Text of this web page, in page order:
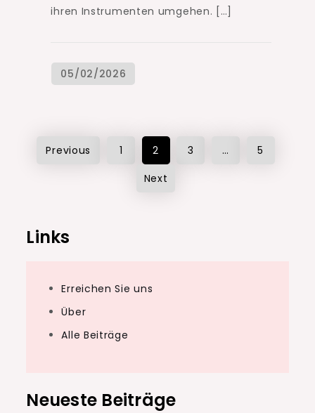
ihren Instrumenten umgehen. […]
Posts
pagination
Previous 1 2 3 …
5
Next
Links
Erreichen Sie uns
Über
Alle Beiträge
Neueste Beiträge